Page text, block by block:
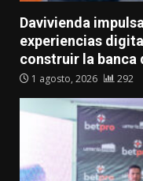
Davivienda
experiencias
construir la banca
1 agosto, 2026 292